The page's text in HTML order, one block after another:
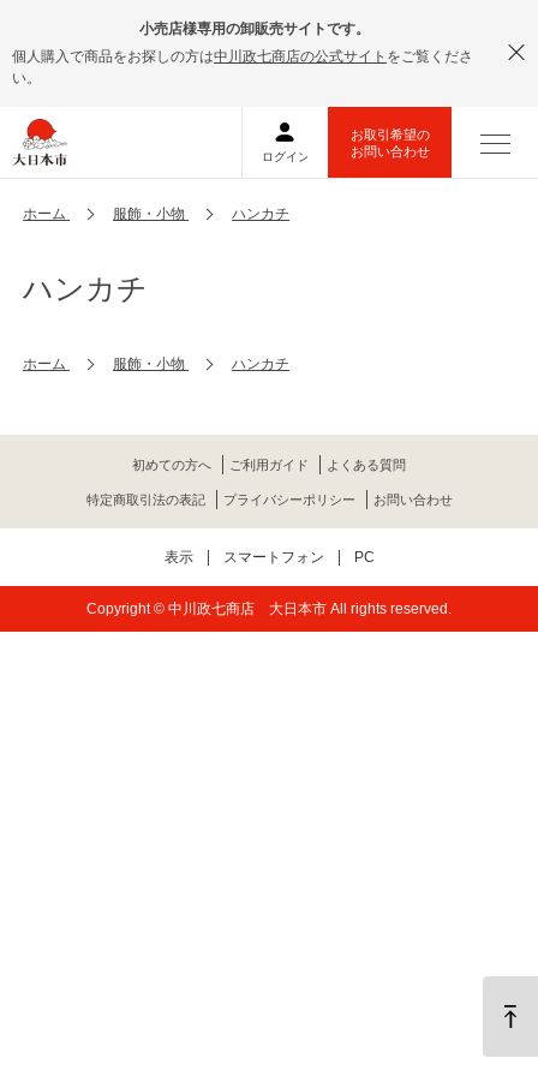
小売店様専用の卸販売サイトです。
個人購入で商品をお探しの方は中川政七商店の公式サイト をご覧くださ
い。
ホーム 服飾・小物 ハンカチ
ハンカチ
ホーム 服飾・小物 ハンカチ
初めての方へ ご利用ガイド よくある質問
特定商取引法の表記 プライバシーポリシー お問い合わせ
表示 スマートフォン PC
Copyright © 中川政七商店 大日本市 All rights reserved.